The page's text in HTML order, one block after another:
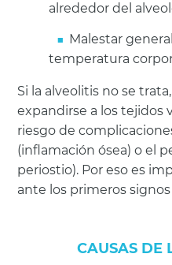
alrededor del
Malestar
temperatura
Si la alveolitis no se
expandirse a los tejidos
riesgo de
(inflamación ósea) o el
periostio). Por eso es
ante los primeros
CAUSAS DE